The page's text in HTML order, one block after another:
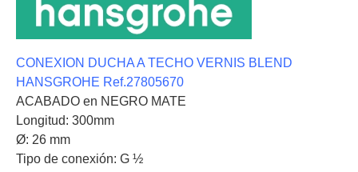
CONEXION DUCHA A TECHO VERNIS BLEND
HANSGROHE Ref.27805670
ACABADO en NEGRO MATE
Longitud: 300mm
Ø: 26 mm
Tipo de conexión: G ½